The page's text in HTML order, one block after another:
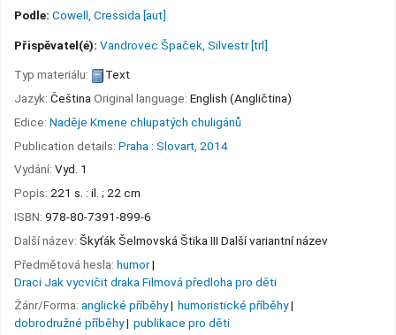
Podle: Cowell, Cressida [aut]
Přispěvatel(é): Vandrovec Špaček, Silvestr[trl]
Typ materiálu:
Text
Jazyk: Čeština Original language: English (Angličtina)
Edice: Naděje Kmene chlupatých chuligánů
Publication details: Praha : Slovart, 2014
Vydání: Vyd. 1
Popis: 221 s. : il. ; 22 cm
ISBN: 978-80-7391-899-6
Další název: Škyťák Šelmovská Štika III Další variantní název
Předmětová hesla: humor
Draci Jak vycvičit draka Filmová předloha pro děti
Žánr/Forma: anglické příběhy
humoristické příběhy
dobrodružné příběhy
publikace pro děti